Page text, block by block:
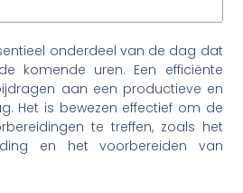
onderdeel van de dag dat
komende uren. Een efficiënte
aan een productieve en
Het is bewezen effectief om de
te treffen, zoals het
en het voorbereiden van